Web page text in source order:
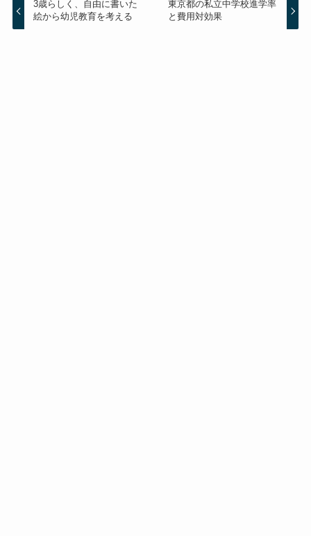
3歳らしく、自由に書いた
絵から幼児教育を考える
東京都の私立中学校進学率
と費用対効果